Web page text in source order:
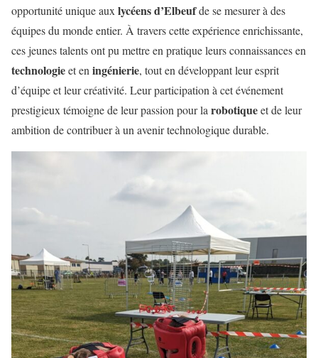
opportunité unique auxlycéens d’Elbeufde se mesurer à des
équipes du monde entier. À travers cette expérience enrichissante,
ces jeunes talents ont pu mettre en pratique leurs connaissances en
technologieet eningénierie, tout en développant leur esprit
d’équipe et leur créativité. Leur participation à cet événement
prestigieux témoigne de leur passion pour larobotiqueet de leur
ambition de contribuer à un avenir technologique durable.